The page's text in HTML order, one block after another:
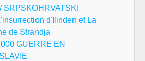
SRPSKOHRVATSKI
d'Ilinden et La
de Strandja
GUERRE EN